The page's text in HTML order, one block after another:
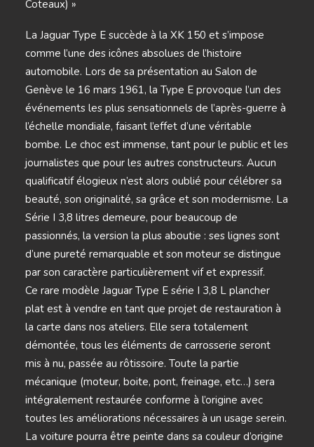
Coteaux) »
La Jaguar Type E succède à la XK 150 et s’impose
comme l’une des icônes absolues de l’histoire
automobile. Lors de sa présentation au Salon de
Genève le 16 mars 1961, la Type E provoque l’un des
événements les plus sensationnels de l’après-guerre à
l’échelle mondiale, faisant l’effet d’une véritable
bombe. Le choc est immense, tant pour le public et les
journalistes que pour les autres constructeurs. Aucun
qualificatif élogieux n’est alors oublié pour célébrer sa
beauté, son originalité, sa grâce et son modernisme. La
Série I 3,8 litres demeure, pour beaucoup de
passionnés, la version la plus aboutie : ses lignes sont
d’une pureté remarquable et son moteur se distingue
par son caractère particulièrement vif et expressif.
Ce rare modèle Jaguar Type E série I 3,8 L plancher
plat est à vendre en tant que projet de restauration à
la carte dans nos ateliers. Elle sera totalement
démontée, tous les éléments de carrosserie seront
mis à nu, passée au rôtissoire. Toute la partie
mécanique (moteur, boite, pont, freinage, etc…) sera
intégralement restaurée conforme à l’origine avec
toutes les améliorations nécessaires à un usage serein.
La voiture pourra être peinte dans sa couleur d’origine